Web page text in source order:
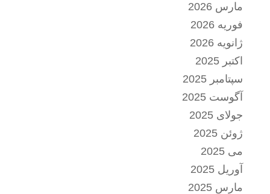
مارس 2026
فوریه 2026
ژانویه 2026
اکتبر 2025
سپتامبر 2025
آگوست 2025
جولای 2025
ژوئن 2025
می 2025
آوریل 2025
مارس 2025